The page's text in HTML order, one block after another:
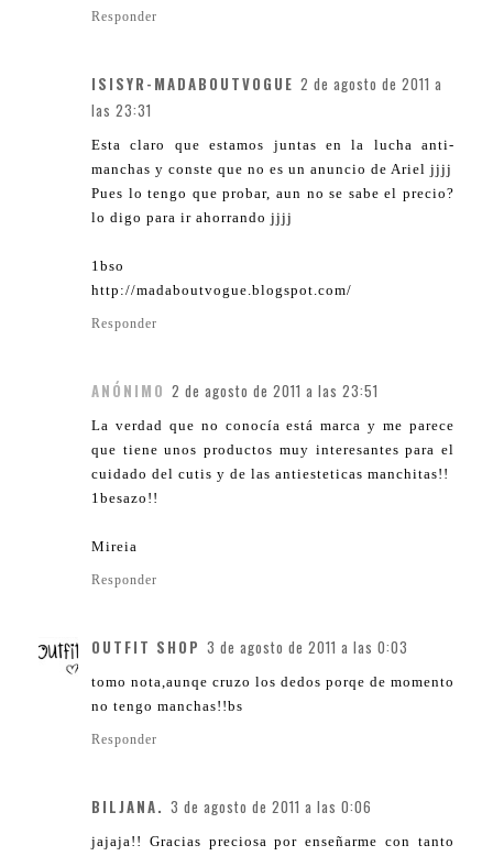
Responder
ISISYR-MADABOUTVOGUE 2 de agosto de 2011 a
las 23:31
Esta claro que estamos juntas en la lucha anti-
manchas y conste que no es un anuncio de Ariel jjjj
Pues lo tengo que probar, aun no se sabe el precio?
lo digo para ir ahorrando jjjj
1bso
http://madaboutvogue.blogspot.com/
Responder
ANÓNIMO 2 de agosto de 2011 a las 23:51
La verdad que no conocía está marca y me parece
que tiene unos productos muy interesantes para el
cuidado del cutis y de las antiesteticas manchitas!!
1besazo!!
Mireia
Responder
OUTFIT SHOP 3 de agosto de 2011 a las 0:03
tomo nota,aunqe cruzo los dedos porqe de momento
no tengo manchas!!bs
Responder
BILJANA. 3 de agosto de 2011 a las 0:06
jajaja!! Gracias preciosa por enseñarme con tanto